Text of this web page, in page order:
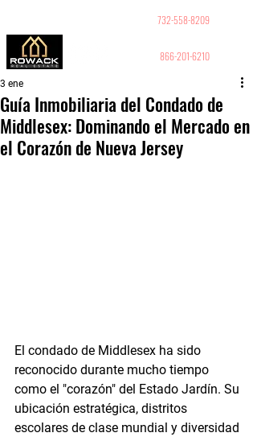
732-558-8209
866-201-6210
Guía Inmobiliaria del Condado de
Middlesex: Dominando el Mercado en
el Corazón de Nueva Jersey
3 ene
El condado de Middlesex ha sido
reconocido durante mucho tiempo
como el "corazón" del Estado Jardín. Su
ubicación estratégica, distritos
escolares de clase mundial y diversidad